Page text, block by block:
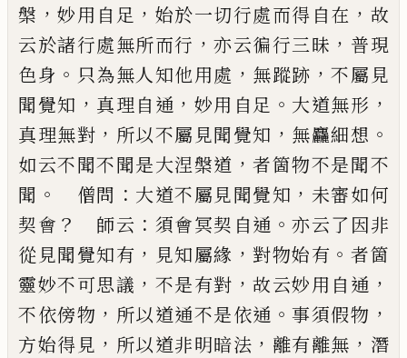
槃 ，妙用自足 ， 始於一切行處而得自在 ， 故
云於諸行處無所而行 ，亦云徧行三昧 ， 普現
色身 。 只為無人知他用處 ， 無蹤跡 ，不屬見
聞覺知 ， 真理自通 ， 妙用自足 。 大道無形 ，
真理無對 ， 所以不屬見聞覺知 ， 無麤細想 。
如云不聞不聞是大涅槃道 ，者箇物不是聞不
聞 。 僧問 ： 大道不屬見聞覺知 ， 未審如何
契會 ？ 師云 ： 須會冥契自通 。亦云了因非
從見聞覺知有 ， 見知屬緣 ，對物始有 。者箇
靈妙不可思議 ， 不是有對 ，故云妙用自通 ，
不依傍物 ， 所以道通不是依通 。事須假物 ，
方始得見 ， 所以道非明暗法 ， 離有離無 ， 潛